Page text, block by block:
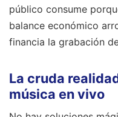
público consume
balance económico
financia la grabación
La cruda
música en vivo